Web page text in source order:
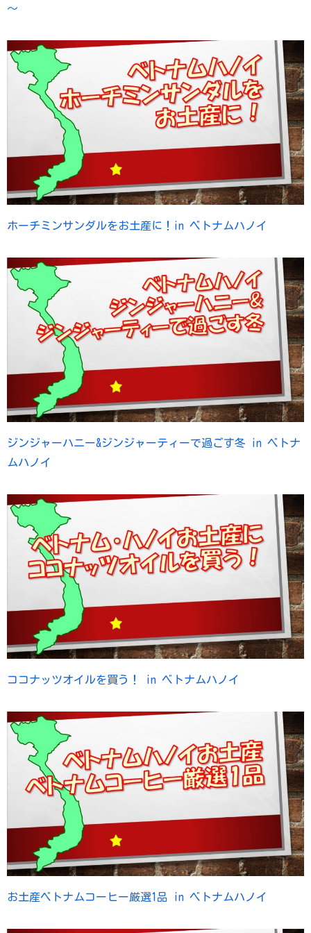
～
ホーチミンサンダルをお土産に！in ベトナムハノイ
ジンジャーハニー&ジンジャーティーで過ごす冬 in ベトナ
ムハノイ
ココナッツオイルを買う！ in ベトナムハノイ
お土産ベトナムコーヒー厳選1品 in ベトナムハノイ